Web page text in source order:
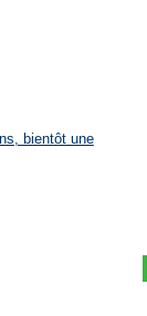
bientôt une